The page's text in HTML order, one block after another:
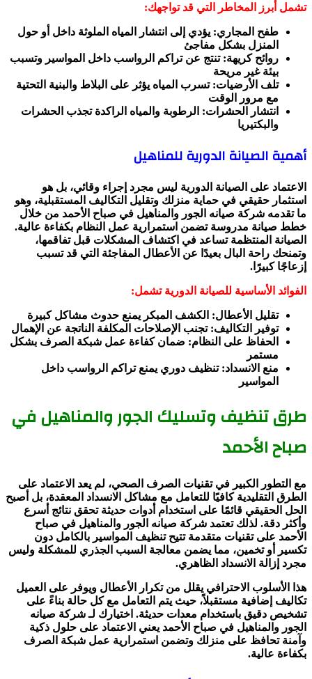
تشمل أبرز المخاطر التي قد تواجهك:
طفح المجاري: يؤدي إلى انتشار المياه الملوثة داخل أو حول
المنزل بشكل مفاجئ
روائح كريهة: تنتج عن تراكم الرواسب داخل المواسير وتسبب
بيئة غير مريحة
تلف الأرضيات: تسرب المياه يؤثر على البلاط والبنية التحتية
مع مرور الوقت
انتشار الحشرات: الرطوبة والمياه الراكدة تجذب الحشرات
والبكتيريا
أهمية الصيانة الدورية للمناهيل
الاعتماد على الصيانة الدورية ليس مجرد إجراء وقائي، بل هو
استثمار حقيقي في حماية منزلك وتقليل التكاليف المستقبلية، وهو
ما تقدمه شركة صيانه الجور والمناهيل في صباح الأحمد من خلال
خطط صيانة مدروسة تضمن استمرارية عمل النظام بكفاءة عالية.
الصيانة المنتظمة تساعد في اكتشاف المشكلات قبل تفاقمها،
وتمنحك راحة البال بعيدًا عن الأعطال المفاجئة التي قد تسبب
إزعاجًا كبيرًا.
الفوائد الأساسية للصيانة الدورية تشمل:
تقليل الأعطال: الكشف المبكر يمنع حدوث مشاكل كبيرة
توفير التكاليف: تجنب الإصلاحات المكلفة الناتجة عن الإهمال
الحفاظ على النظام: ضمان كفاءة عمل شبكة الصرف بشكل
مستمر
منع الانسداد: تنظيف دوري يمنع تراكم الرواسب داخل
المواسير
طرق تنظيف وتسليك الجور والمناهيل في
صباح الأحمد
مع التطور الكبير في تقنيات الصرف الصحي، لم يعد الاعتماد على
الطرق التقليدية كافيًا للتعامل مع مشاكل الانسداد المعقدة، بل أصبح
الحل الحقيقي قائمًا على استخدام أدوات حديثة تحقق نتائج أسرع
وأكثر دقة. لذلك تعتمد شركة صيانه الجور والمناهيل في صباح
الأحمد على تقنيات متقدمة تتيح تنظيف المواسير بالكامل دون
تكسير أو تخمين، مما يضمن معالجة السبب الجذري للمشكلة وليس
مجرد إزالة الانسداد الظاهري.
هذا الأسلوب الاحترافي يقلل من تكرار الأعطال ويوفر على العميل
تكاليف إضافية مستقبلاً، حيث يتم التعامل مع كل حالة بناءً على
تشخيص دقيق باستخدام معدات حديثة. اختيارك لـ شركة صيانه
الجور والمناهيل في صباح الأحمد يعني الاعتماد على حلول ذكية
وآمنة تحافظ على منزلك وتضمن استمرارية عمل شبكة الصرف
بكفاءة عالية.